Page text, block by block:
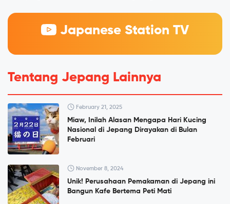
Japanese Station TV
Tentang Jepang Lainnya
February 21, 2025
Miaw, Inilah Alasan Mengapa Hari Kucing
Nasional di Jepang Dirayakan di Bulan
Februari
November 8, 2024
Unik! Perusahaan Pemakaman di Jepang ini
Bangun Kafe Bertema Peti Mati